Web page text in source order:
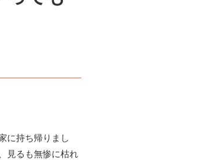
に持ち帰りまし
見るも無惨に枯れ